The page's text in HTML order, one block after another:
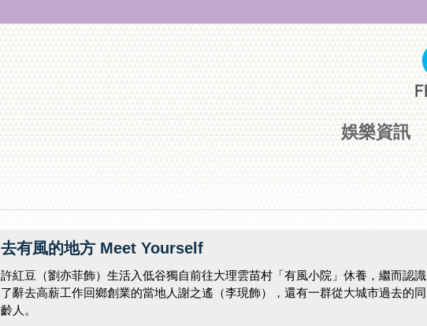
娛樂資訊
去有風的地方 Meet Yourself
許紅豆（劉亦菲飾）生活入低谷獨自前往大理雲苗村「有風小院」休養，繼而認識
了辭去高薪工作回鄉創業的當地人謝之遙（李現飾），還有一群從大城市過去的同
齡人。